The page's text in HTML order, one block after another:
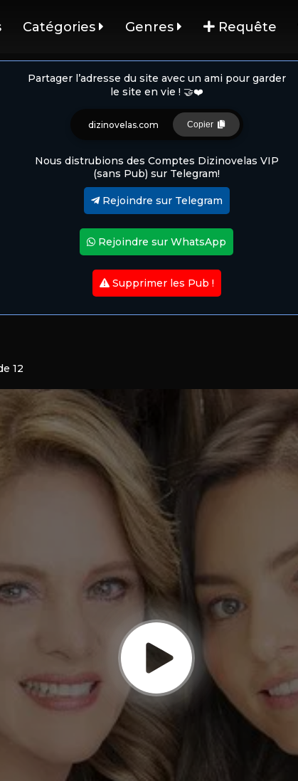
Catégories Genres Requête
Partager l’adresse du site avec un ami pour garder
le site en vie ! 🤝❤️
dizinovelas.com Copier
Nous distrubions des Comptes Dizinovelas VIP
(sans Pub) sur Telegram!
Rejoindre sur Telegram
Rejoindre sur WhatsApp
Supprimer les Pub !
12